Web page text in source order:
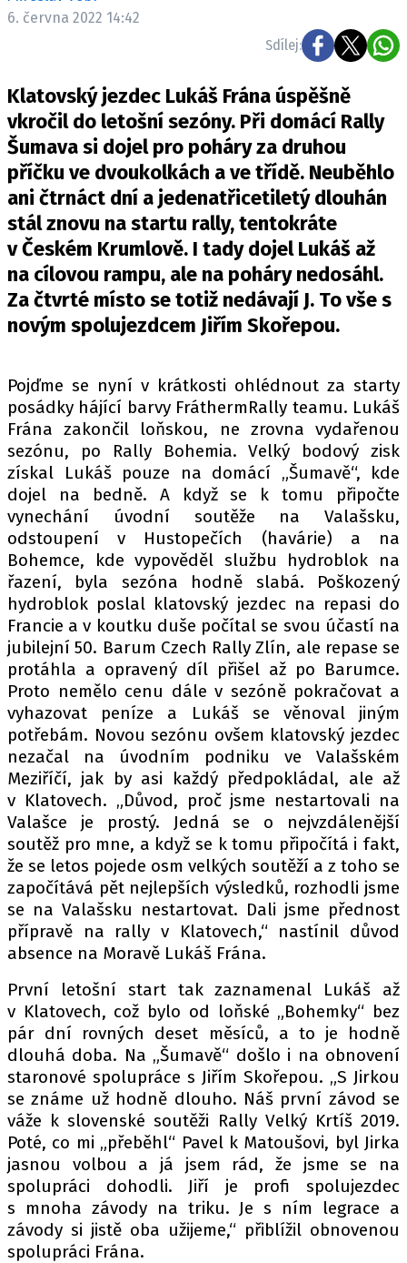
TRH S ELEKTROMOBILY
RALLY
OSTATNÍ
TISKOVKY
ROZHOVORY
DAKAR
Z DOMOVA
ZE SVĚTA
PIT LANE
ČEŠI V AKCI
FIA CEZ & POHÁRY
MEZINÁRODNÍ SCÉNA
SLEDUJTE NÁS NA|
Máte příběh, fotku nebo video?
Pošlete e-mail na autoroad.cz
ETICKÝ KODEX
KONTAKT
VYDAVATEL
INZERCE
OSOBNÍ ÚDAJE / COOKIES
Provozovatelem serveru autoroad.cz je
INCORP MEDIA GROUP s.r.o., IČ: 118 23 054
6. června 2022 14:42
Sdílej:
Klatovský jezdec Lukáš Frána úspěšně
vkročil do letošní sezóny. Při domácí Rally
Šumava si dojel pro poháry za druhou
příčku ve dvoukolkách a ve třídě. Neuběhlo
ani čtrnáct dní a jedenatřicetiletý dlouhán
stál znovu na startu rally, tentokráte
v Českém Krumlově. I tady dojel Lukáš až
na cílovou rampu, ale na poháry nedosáhl.
Za čtvrté místo se totiž nedávají J. To vše s
novým spolujezdcem Jiřím Skořepou.
Pojďme se nyní v krátkosti ohlédnout za starty
posádky hájící barvy FráthermRally teamu. Lukáš
Frána zakončil loňskou, ne zrovna vydařenou
sezónu, po Rally Bohemia. Velký bodový zisk
získal Lukáš pouze na domácí „Šumavě“, kde
dojel na bedně. A když se k tomu připočte
vynechání úvodní soutěže na Valašsku,
odstoupení v Hustopečích (havárie) a na
Bohemce, kde vypověděl službu hydroblok na
řazení, byla sezóna hodně slabá. Poškozený
hydroblok poslal klatovský jezdec na repasi do
Francie a v koutku duše počítal se svou účastí na
jubilejní 50. Barum Czech Rally Zlín, ale repase se
protáhla a opravený díl přišel až po Barumce.
Proto nemělo cenu dále v sezóně pokračovat a
vyhazovat peníze a Lukáš se věnoval jiným
potřebám. Novou sezónu ovšem klatovský jezdec
nezačal na úvodním podniku ve Valašském
Meziříčí, jak by asi každý předpokládal, ale až
v Klatovech. „Důvod, proč jsme nestartovali na
Valašce je prostý. Jedná se o nejvzdálenější
soutěž pro mne, a když se k tomu připočítá i fakt,
že se letos pojede osm velkých soutěží a z toho se
započítává pět nejlepších výsledků, rozhodli jsme
se na Valašsku nestartovat. Dali jsme přednost
přípravě na rally v Klatovech,“ nastínil důvod
absence na Moravě Lukáš Frána.
První letošní start tak zaznamenal Lukáš až
v Klatovech, což bylo od loňské „Bohemky“ bez
pár dní rovných deset měsíců, a to je hodně
dlouhá doba. Na „Šumavě“ došlo i na obnovení
staronové spolupráce s Jiřím Skořepou. „S Jirkou
se známe už hodně dlouho. Náš první závod se
váže k slovenské soutěži Rally Velký Krtíš 2019.
Poté, co mi „přeběhl“ Pavel k Matoušovi, byl Jirka
jasnou volbou a já jsem rád, že jsme se na
spolupráci dohodli. Jiří je profi spolujezdec
s mnoha závody na triku. Je s ním legrace a
závody si jistě oba užijeme,“ přiblížil obnovenou
spolupráci Frána.